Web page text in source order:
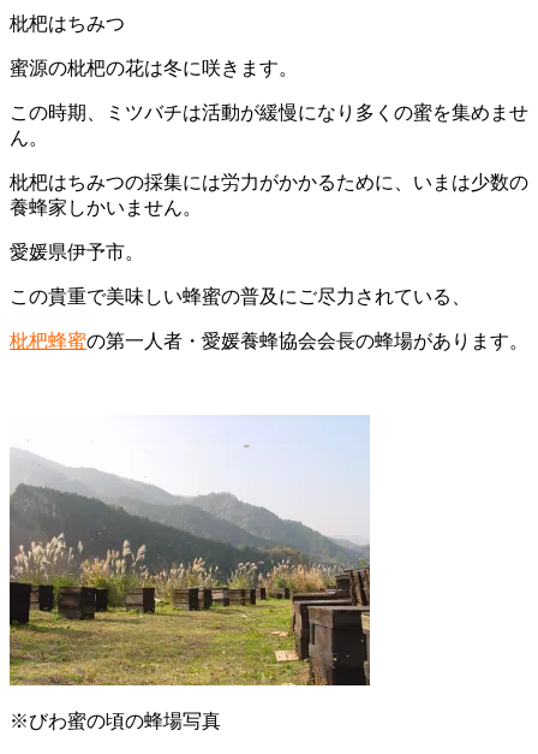
枇杷はちみつ
蜜源の枇杷の花は冬に咲きます。
この時期、ミツバチは活動が緩慢になり多くの蜜を集めませ
ん。
枇杷はちみつの採集には労力がかかるために、いまは少数の
養蜂家しかいません。
愛媛県伊予市。
この貴重で美味しい蜂蜜の普及にご尽力されている、
枇杷蜂蜜の第一人者・愛媛養蜂協会会長の蜂場があります。
※びわ蜜の頃の蜂場写真